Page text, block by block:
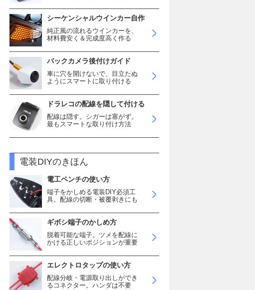
シーケンシャルウインカー自作
純正風の流れるウインカーを、
材料費安く＆完成度高く作る
バックカメラ後付けガイド
車に穴を開けないで、目立たぬ
ようにスマートに取り付ける
ドラレコの配線を隠して付ける
配線は隠す。シガーは塞がず。
最もスマートな取り付け方法
電装DIYのきほん
電工ペンチの使い方
端子をかしめる電装DIY必須工
具。配線の切断・被覆剥きにも
ギボシ端子のかしめ方
脱着可能な端子。ツメを配線に
かける正しいポジションが重要
エレクトロタップの使い方
配線分岐・電源取り出しができ
るコネクター。ハンダは不要